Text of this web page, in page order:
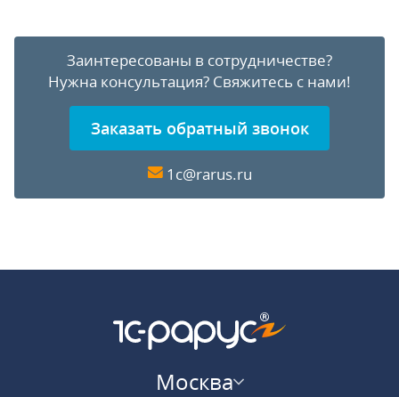
Заинтересованы в сотрудничестве?
Нужна консультация? Свяжитесь с нами!
Заказать обратный звонок
1c@rarus.ru
Москва